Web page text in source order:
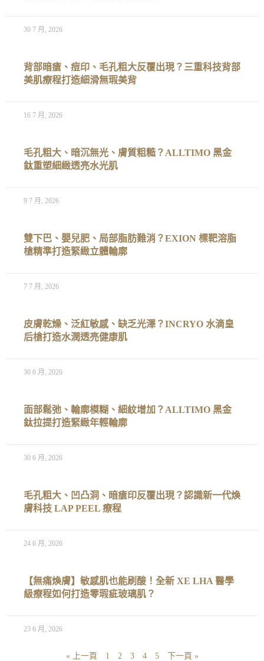
30 7 月, 2026
背部暗瘡、痘印、毛孔粗大反覆出現？三重科技背部
美肌療程打造細滑無瑕美背
16 7 月, 2026
毛孔粗大、暗沉無光、膚質粗糙？ALLTIMO 黑金
鈦重塑細緻透亮水光肌
9 7 月, 2026
雙下巴、嬰兒肥、局部脂肪難消？EXION 標靶溶脂
槍精準打造緊緻立體輪廓
7 7 月, 2026
皮膚乾燥、泛紅敏感、缺乏光澤？INCRYO 水滴皇
后槍打造水潤透亮健康肌
30 6 月, 2026
面部鬆弛、輪廓模糊、細紋增加？ALLTIMO 黑金
鈦拉提打造緊緻年輕輪廓
30 6 月, 2026
毛孔粗大、凹凸洞、暗瘡印反覆出現？認識新一代煥
膚科技 LAP PEEL 療程
24 6 月, 2026
【無痛煥膚】敏感肌也能刷酸！全新 XE LHA 醫學
級療程如何打造零瑕疵玻璃肌？
23 6 月, 2026
« 上一頁 1 2 3 4 5 下一頁 »